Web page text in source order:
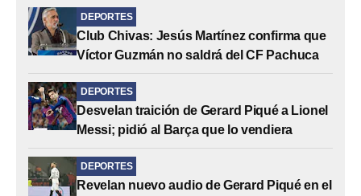
DEPORTES
Club Chivas: Jesús Martínez confirma que
Víctor Guzmán no saldrá del CF Pachuca
DEPORTES
Desvelan traición de Gerard Piqué a Lionel
Messi; pidió al Barça que lo vendiera
DEPORTES
Revelan nuevo audio de Gerard Piqué en el